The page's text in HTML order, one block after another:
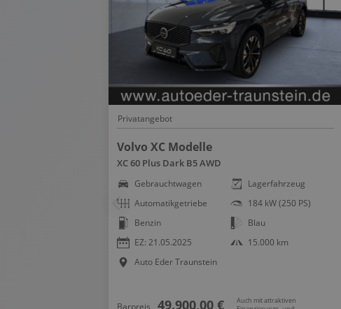
Privatangebot
Volvo XC Modelle
XC 60 Plus Dark B5 AWD
Gebrauchtwagen
Automatikgetriebe
Benzin
EZ: 21.05.2025
Auto Eder Traunstein
Lagerfahrzeug
184 kW (250 PS)
Blau
15.000 km
Barpreis 49.900,00 €
Auch mit attraktiven